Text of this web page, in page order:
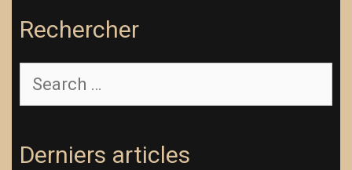
Rechercher
Search
for:
Derniers articles